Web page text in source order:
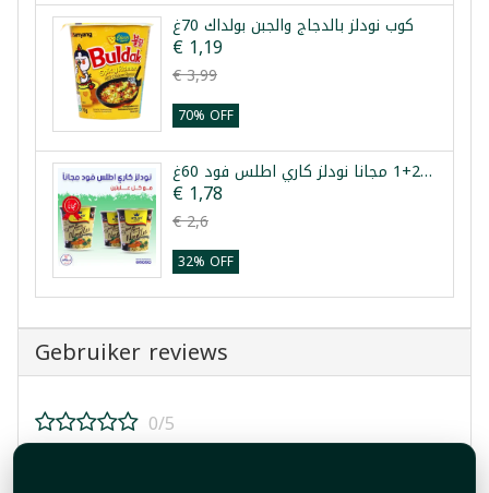
كوب نودلز بالدجاج والجبن بولداك 70غ
€ 1,19
€ 3,99
70% OFF
عرض 2+1 مجانا نودلز كاري اطلس فود 60غ
€ 1,78
€ 2,6
32% OFF
Gebruiker reviews
0/5